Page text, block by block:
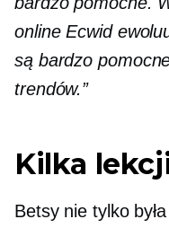
online Ecwid
są bardzo
trendów.”
Kilka
Betsy nie tylko